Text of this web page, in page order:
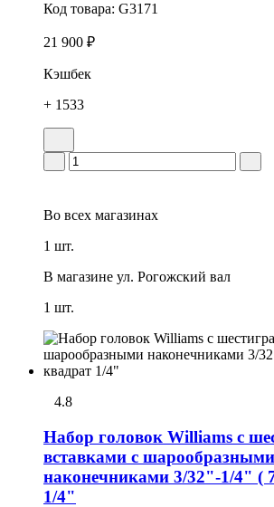
Код товара: G3171
21 900 ₽
Кэшбек
+ 1533
Во всех магазинах
1 шт.
В магазине ул. Рогожский вал
1 шт.
4.8
Набор головок Williams с
вставками с шарообразными
наконечниками 3/32"-1/4" (
1/4"